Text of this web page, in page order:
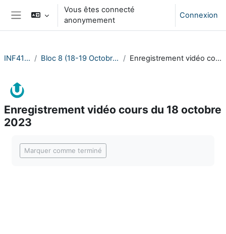
Passer au contenu principal
Panneau latéral
Vous êtes connecté
anonymement
Connexion
INF412-2023 Bloc 8 (18-19 Octobre) - NP-complétude. Enregistrement vidéo cours du 18 octobre 2023
Enregistrement vidéo cours du 18 octobre
2023
Marquer comme terminé